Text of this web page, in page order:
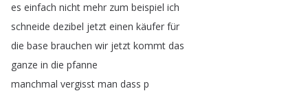
es einfach nicht mehr zum beispiel ich
schneide dezibel jetzt einen käufer für
die base brauchen wir jetzt kommt das
ganze in die pfanne
manchmal vergisst man dass p